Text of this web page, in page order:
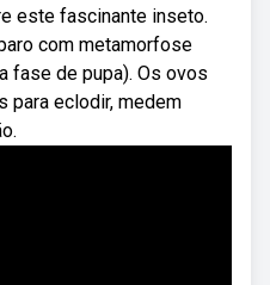
este fascinante inseto.
com metamorfose
fase de pupa). Os ovos
para eclodir, medem